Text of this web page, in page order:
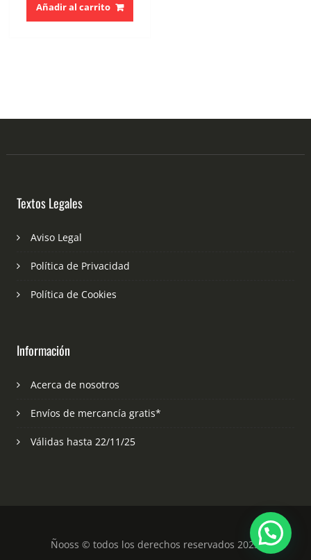
Añadir al carrito
Textos Legales
Aviso Legal
Política de Privacidad
Política de Cookies
Información
Acerca de nosotros
Envíos de mercancía gratis*
Válidas hasta 22/11/25
Ñooss © todos los derechos reservados 2023